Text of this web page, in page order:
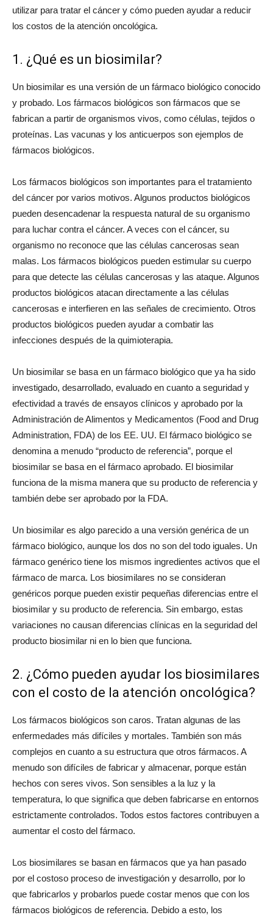
utilizar para tratar el cáncer y cómo pueden ayudar a reducir
los costos de la atención oncológica.
1. ¿Qué es un biosimilar?
Un biosimilar es una versión de un fármaco biológico conocido
y probado. Los fármacos biológicos son fármacos que se
fabrican a partir de organismos vivos, como células, tejidos o
proteínas. Las vacunas y los anticuerpos son ejemplos de
fármacos biológicos.
Los fármacos biológicos son importantes para el tratamiento
del cáncer por varios motivos. Algunos productos biológicos
pueden desencadenar la respuesta natural de su organismo
para luchar contra el cáncer. A veces con el cáncer, su
organismo no reconoce que las células cancerosas sean
malas. Los fármacos biológicos pueden estimular su cuerpo
para que detecte las células cancerosas y las ataque. Algunos
productos biológicos atacan directamente a las células
cancerosas e interfieren en las señales de crecimiento. Otros
productos biológicos pueden ayudar a combatir las
infecciones después de la quimioterapia.
Un biosimilar se basa en un fármaco biológico que ya ha sido
investigado, desarrollado, evaluado en cuanto a seguridad y
efectividad a través de ensayos clínicos y aprobado por la
Administración de Alimentos y Medicamentos (Food and Drug
Administration, FDA) de los EE. UU. El fármaco biológico se
denomina a menudo “producto de referencia”, porque el
biosimilar se basa en el fármaco aprobado. El biosimilar
funciona de la misma manera que su producto de referencia y
también debe ser aprobado por la FDA.
Un biosimilar es algo parecido a una versión genérica de un
fármaco biológico, aunque los dos no son del todo iguales. Un
fármaco genérico tiene los mismos ingredientes activos que el
fármaco de marca. Los biosimilares no se consideran
genéricos porque pueden existir pequeñas diferencias entre el
biosimilar y su producto de referencia. Sin embargo, estas
variaciones no causan diferencias clínicas en la seguridad del
producto biosimilar ni en lo bien que funciona.
2. ¿Cómo pueden ayudar los biosimilares
con el costo de la atención oncológica?
Los fármacos biológicos son caros. Tratan algunas de las
enfermedades más difíciles y mortales. También son más
complejos en cuanto a su estructura que otros fármacos. A
menudo son difíciles de fabricar y almacenar, porque están
hechos con seres vivos. Son sensibles a la luz y la
temperatura, lo que significa que deben fabricarse en entornos
estrictamente controlados. Todos estos factores contribuyen a
aumentar el costo del fármaco.
Los biosimilares se basan en fármacos que ya han pasado
por el costoso proceso de investigación y desarrollo, por lo
que fabricarlos y probarlos puede costar menos que con los
fármacos biológicos de referencia. Debido a esto, los